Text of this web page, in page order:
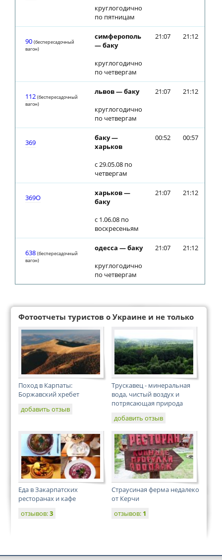
круглогодично
по пятницам
90 (беспересадочный
вагон)
симферополь
— баку
круглогодично
по четвергам
21:07 21:12
112 (беспересадочный
вагон)
львов — баку
круглогодично
по четвергам
21:07 21:12
369
баку —
харьков
с 29.05.08 по
четвергам
00:52 00:57
369О
харьков —
баку
с 1.06.08 по
воскресеньям
21:07 21:12
638 (беспересадочный
вагон)
одесса — баку
круглогодично
по четвергам
21:07 21:12
Фотоотчеты туристов о Украине и не только
Поход в Карпаты:
Боржавский хребет
добавить отзыв
Трускавец - минеральная
вода, чистый воздух и
потрясающая природа
добавить отзыв
Еда в Закарпатских
ресторанах и кафе
отзывов:3
Страусиная ферма недалеко
от Керчи
отзывов: 1